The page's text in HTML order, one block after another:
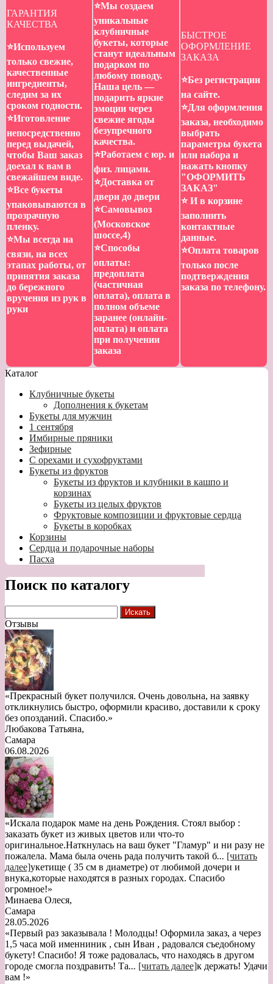
ГАРАНТИЯ
КАЧЕСТВА
⭐️Используем
только свежие,
качественные
ингредиенты,
следим за их
сроком годности.
⭐️Иготовление
непосредственно
перед выдачей,
чтобы Ваш заказ
доехал к вам в
свежайшем виде.
⭐️Все букеты
упаковываются в
прозрачную
пленку.
⭐️Мы всегда на
связи, на всех
этапах работы, от
принятия заказа
до бережного
вручения из рук в
руки
⭐️Мы создаем
уникальные
клубничные
букеты, которые
станут идеальным
подарком по
любому поводу.
Наша цель —
подарить яркие
эмоции через
свежие ягоды
безупречного
качества.
⭐️Работаем с юр. и
физ. лицами.
⭐️Доставка от
двери до двери
⭐️Самовывоз
(Московское
шоссе,4)
⭐️Способы
оплаты:
предоплата
(частичная
оплата), оплата в
полном объеме
заранее (онлайн-
оплата) и оплата
при получении
заказа
БЫСТРОЕ
ОФОРМЛЕНИЕ
ЗАКАЗА
⭐️Без регистрации
на сайте.
⭐️Для оформления
заказа, необходимо
выбрать
параметры букета
или набора и
нажать кнопку
"ОФОРМИТЬ
ЗАКАЗ"
⭐️ И в корзине
заполнить
контактные
данные.
⭐️Оплата товаров
только после
подтверждения
заказа по телефону.
Каталог
Клубничные букеты
Дополнения к букетам
Букеты для мужчин
1 сентября
Имбирные пряники
Зефирные
С орехами и сухофруктами
Букеты из фруктов
Букеты из фруктов и клубники в кашпо и
корзинах
Букеты из целых фруктов
Фруктовые композиции и фруктовые сердца
Букеты в коробках
Корзины
Сердца и подарочные наборы
Пасха
Поиск по каталогу
Отзывы
«Прекрасный букет получился. Очень довольна, на заявку
откликнулись быстро, оформили красиво, доставили к сроку
без опозданий. Спасибо.»
Любакова Татьяна,
Самара
06.08.2026
«Искала подарок маме на день Рождения. Стоял выбор :
заказать букет из живых цветов или что-то
оригинальное.Наткнулась на ваш букет "Гламур" и ни разу не
пожалела. Мама была очень рада получить такой б... [читать
далее]укетище ( 35 см в диаметре) от любимой дочери и
внука,которые находятся в разных городах. Спасибо
огромное!»
Минаева Олеся,
Самара
28.05.2026
«Первый раз заказывала ! Молодцы! Оформила заказ, а через
1,5 часа мой именниник , сын Иван , радовался съедобному
букету! Спасибо! Я тоже радовалась, что находясь в другом
городе смогла поздравить! Та... [читать далее]к держать! Удачи
вам !»